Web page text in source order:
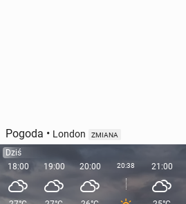
Pogoda • London ZMIANA
Dziś
18:00
19:00 20:00 20:38 21:00